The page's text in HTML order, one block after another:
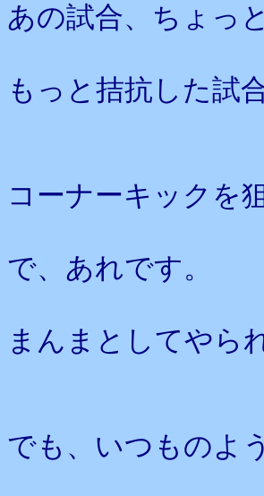
あの試合、ちょっ
もっと拮抗した試
コーナーキックを
で、あれです。
まんまとしてやら
でも、いつものよ